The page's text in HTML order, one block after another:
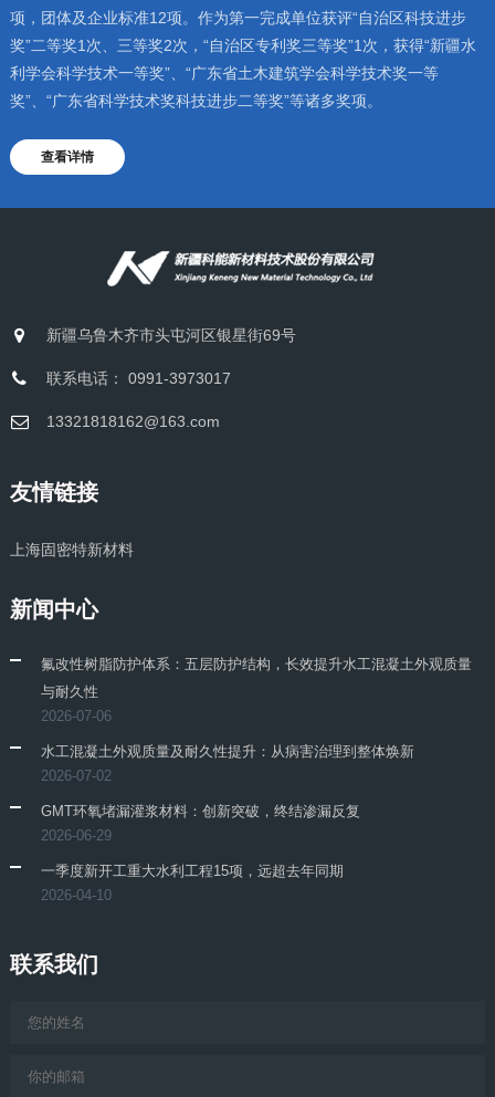
项，团体及企业标准12项。作为第一完成单位获评“自治区科技进步
奖”二等奖1次、三等奖2次，“自治区专利奖三等奖”1次，获得“新疆水
利学会科学技术一等奖”、“广东省土木建筑学会科学技术奖一等
奖”、“广东省科学技术奖科技进步二等奖”等诸多奖项。
查看详情
新疆乌鲁木齐市头屯河区银星街69号
联系电话： 0991-3973017
13321818162@163.com
友情链接
上海固密特新材料
新闻中心
氟改性树脂防护体系：五层防护结构，长效提升水工混凝土外观质量
与耐久性
2026-07-06
水工混凝土外观质量及耐久性提升：从病害治理到整体焕新
2026-07-02
GMT环氧堵漏灌浆材料：创新突破，终结渗漏反复
2026-06-29
一季度新开工重大水利工程15项，远超去年同期
2026-04-10
联系我们